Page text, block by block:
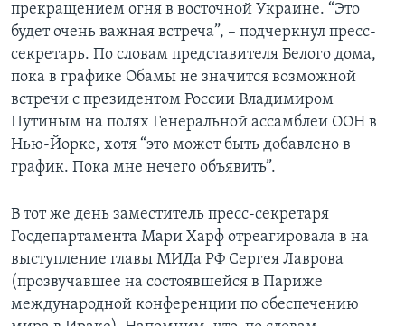
прекращением огня в восточной Украине. “Это
будет очень важная встреча”, – подчеркнул пресс-
секретарь. По словам представителя Белого дома,
пока в графике Обамы не значится возможной
встречи с президентом России Владимиром
Путиным на полях Генеральной ассамблеи ООН в
Нью-Йорке, хотя “это может быть добавлено в
график. Пока мне нечего объявить”.
В тот же день заместитель пресс-секретаря
Госдепартамента Мари Харф отреагировала в на
выступление главы МИДа РФ Сергея Лаврова
(прозвучавшее на состоявшейся в Париже
международной конференции по обеспечению